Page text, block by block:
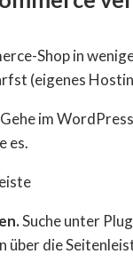
Shop in
(eigenes
Gehe im
es.
Suche unter
über die